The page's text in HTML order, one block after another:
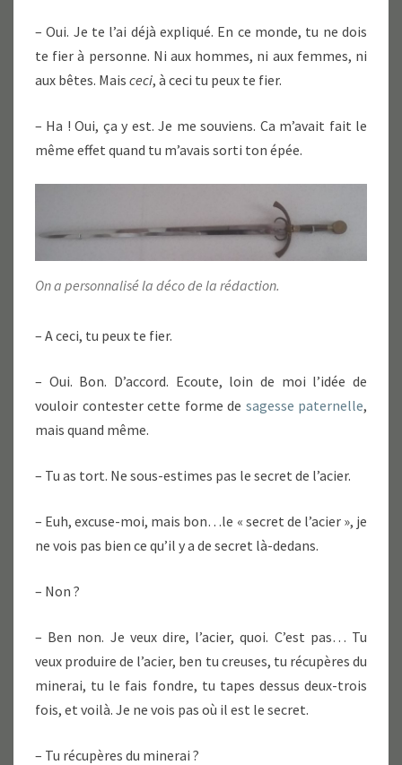
– Oui. Je te l’ai déjà expliqué. En ce monde, tu ne dois
te fier à personne. Ni aux hommes, ni aux femmes, ni
aux bêtes. Mais ceci, à ceci tu peux te fier.
– Ha ! Oui, ça y est. Je me souviens. Ca m’avait fait le
même effet quand tu m’avais sorti ton épée.
On a personnalisé la déco de la rédaction.
– A ceci, tu peux te fier.
– Oui. Bon. D’accord. Ecoute, loin de moi l’idée de
vouloir contester cette forme de sagesse paternelle,
mais quand même.
– Tu as tort. Ne sous-estimes pas le secret de l’acier.
– Euh, excuse-moi, mais bon…le « secret de l’acier », je
ne vois pas bien ce qu’il y a de secret là-dedans.
– Non ?
– Ben non. Je veux dire, l’acier, quoi. C’est pas… Tu
veux produire de l’acier, ben tu creuses, tu récupères du
minerai, tu le fais fondre, tu tapes dessus deux-trois
fois, et voilà. Je ne vois pas où il est le secret.
– Tu récupères du minerai ?